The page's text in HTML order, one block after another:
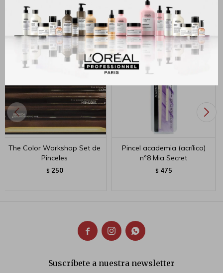
Productos que te pueden interesar
The Color Workshop Set de
Pinceles
$ 250
Pincel academia (acrílico)
nº8 Mia Secret
$ 475
  
Suscríbete a nuestra newsletter